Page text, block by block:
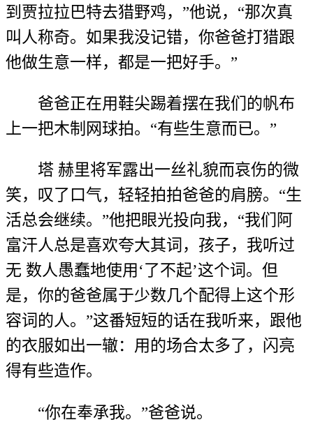
到贾拉拉巴特去猎野鸡，”他说，“那次真
叫人称奇。如果我没记错，你爸爸打猎跟
他做生意一样，都是一把好手。”
爸爸正在用鞋尖踢着摆在我们的帆布
上一把木制网球拍。“有些生意而已。”
塔 赫里将军露出一丝礼貌而哀伤的微
笑，叹了口气，轻轻拍拍爸爸的肩膀。“生
活总会继续。”他把眼光投向我，“我们阿
富汗人总是喜欢夸大其词，孩子，我听过
无 数人愚蠢地使用‘了不起’这个词。但
是，你的爸爸属于少数几个配得上这个形
容词的人。”这番短短的话在我听来，跟他
的衣服如出一辙：用的场合太多了，闪亮
得有些造作。
“你在奉承我。”爸爸说。